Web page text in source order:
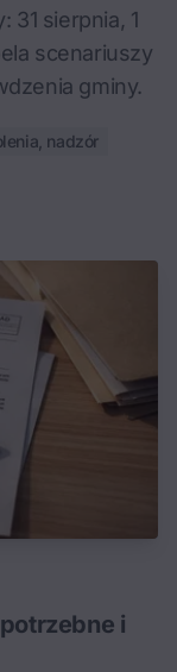
31 sierpnia, 1
scenariuszy
gminy.
nadzór
i